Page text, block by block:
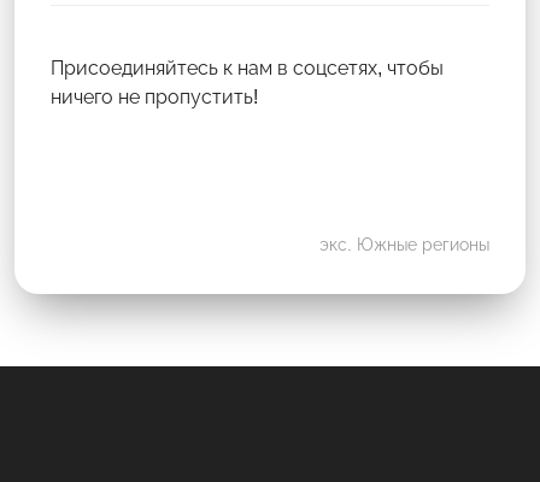
Присоединяйтесь к нам в соцсетях, чтобы
ничего не пропустить!
экс. Южные регионы